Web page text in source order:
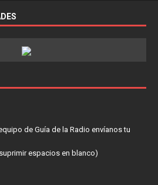
de Guía de la Radio envíanos tu
espacios en blanco)